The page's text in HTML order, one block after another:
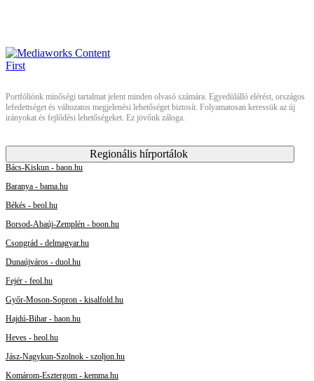
Portfóliónk minőségi tartalmat jelent minden olvasó számára. Egyedülálló elérést, országos
lefedettséget és változatos megjelenési lehetőséget biztosít. Folyamatosan keressük az új
irányokat és fejlődési lehetőségeket. Ez jövőnk záloga.
Regionális hírportálok
Bács-Kiskun - baon.hu
Baranya - bama.hu
Békés - beol.hu
Borsod-Abaúj-Zemplén - boon.hu
Csongrád - delmagyar.hu
Dunaújváros - duol.hu
Fejér - feol.hu
Győr-Moson-Sopron - kisalfold.hu
Hajdú-Bihar - haon.hu
Heves - heol.hu
Jász-Nagykun-Szolnok - szoljon.hu
Komárom-Esztergom - kemma.hu